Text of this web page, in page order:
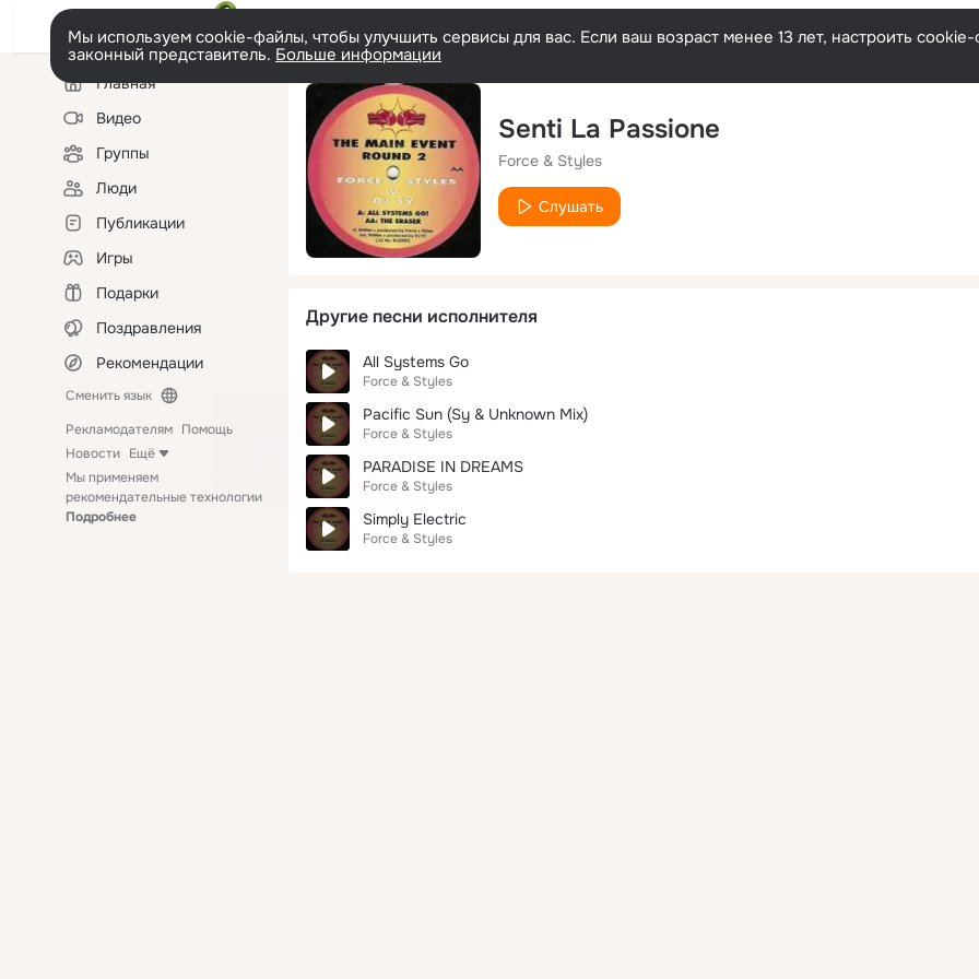
Мы используем cookie-файлы, чтобы улучшить сервисы для вас. Если ваш возраст менее 13 лет, настроить
законный представитель. Больше информации
Левая
колонкаГлавная
Видео
Группы
Люди
Публикации
Игры
Подарки
Поздравления
Рекомендации
Сменить язык
Рекламодателям Помощь
Новости Ещё
Мы применяем
рекомендательные технологии
Подробнее
Senti La Passione
Force & Styles
Слушать
Другие песни исполнителя
All Systems Go
Force & Styles
Pacific Sun (Sy & Unknown Mix)
Force & Styles
PARADISE IN DREAMS
Force & Styles
Simply Electric
Force & Styles